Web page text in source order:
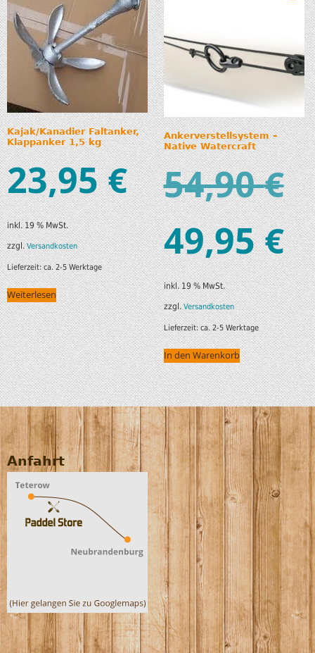
Kajak/Kanadier Faltanker,
Klappanker 1,5 kg
23,95€
inkl. 19 % MwSt.
zzgl.Versandkosten
Lieferzeit:ca. 2-5 Werktage
Weiterlesen
Ankerverstellsystem –
Native Watercraft
54,90€
49,95€
inkl. 19 % MwSt.
zzgl.Versandkosten
Lieferzeit:ca. 2-5 Werktage
In den Warenkorb
Anfahrt